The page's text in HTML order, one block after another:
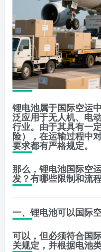
锂电池属于国际空运
泛应用于无人机、电
行业。由于其具有一
险），在运输过程中
要求都有严格规定。
那么，锂电池国际空
发？有哪些限制和流
一、锂电池可以国际
可以，但必须符合国
关规定，并根据电池